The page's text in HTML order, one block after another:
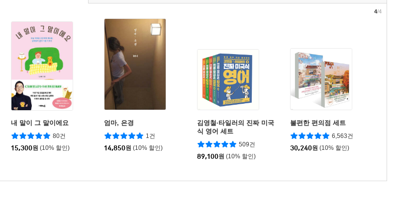
내 말이 그 말이에요
80건
15,300원 (10% 할인)
엄마, 은경
1건
14,850원 (10% 할인)
김영철·타일러의 진짜 미국
식 영어 세트
509건
89,100원 (10% 할인)
불편한 편의점 세트
6,563건
30,240원 (10% 할인)
4/4